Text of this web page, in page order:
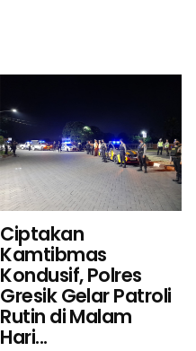
Ciptakan
Kamtibmas
Kondusif, Polres
Gresik Gelar Patroli
Rutin di Malam
Hari...